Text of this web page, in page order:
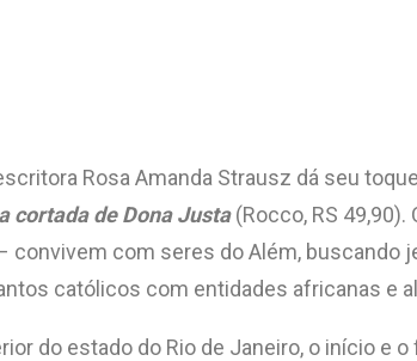
Rosa Amanda Strausz dá seu
cortada de Dona Justa(Rocco, RS
com seres do Além, buscando
católicos com entidades africanas e
do estado do Rio de Janeiro, o início e